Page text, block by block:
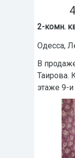
2-комн.
Одесса,
В
Таирова.
этаже 9-